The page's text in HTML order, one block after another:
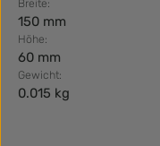
Breite:
150 mm
Höhe:
60 mm
Gewicht:
0.015 kg